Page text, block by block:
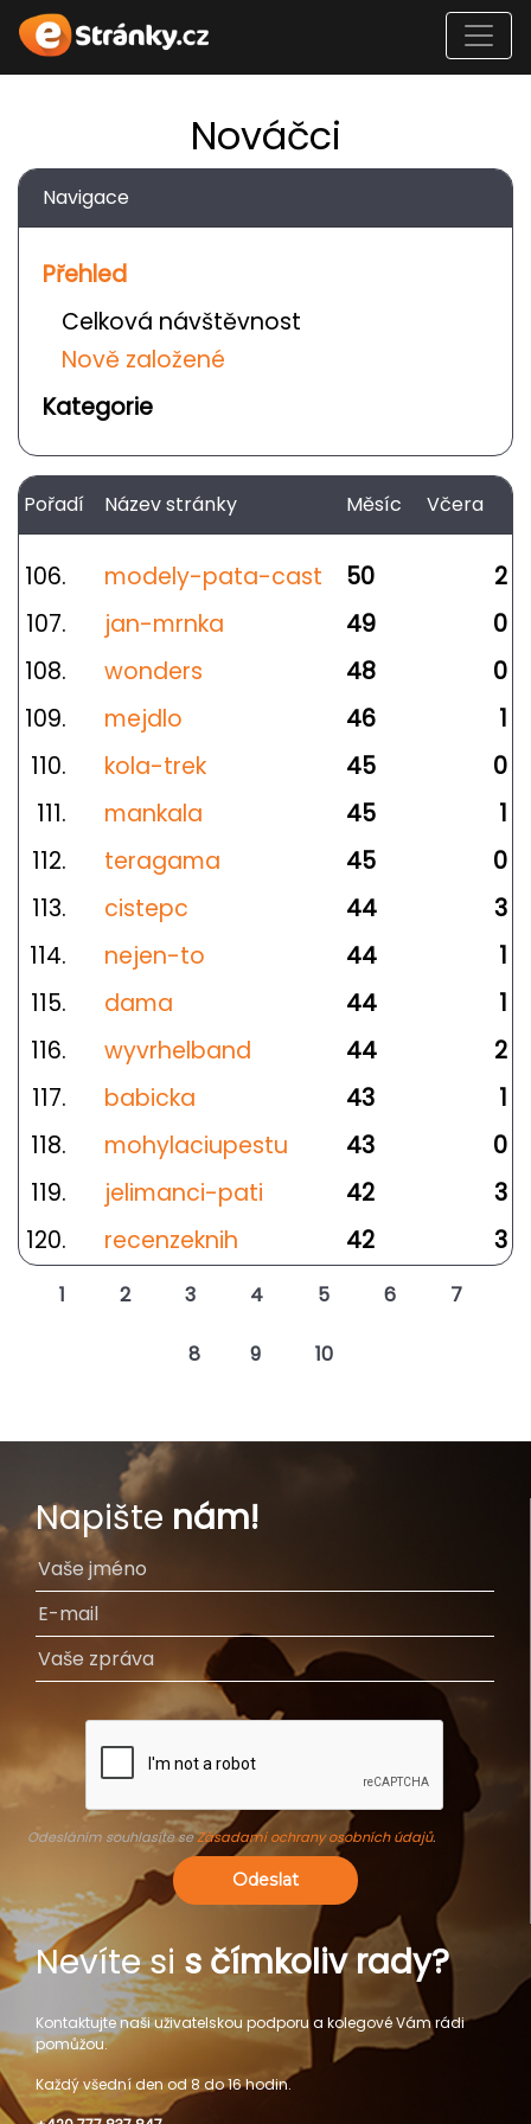
Nováčci
Navigace
Přehled
Celková návštěvnost
Nově založené
Kategorie
Pořadí Název stránky Měsíc Včera
106. modely-pata-cast 50
2
107.
jan-mrnka 49
0
108.
wonders 48
0
109.
mejdlo 46
1
110.
kola-trek 45
0
111.
mankala 45
1
112.
teragama 45
0
113.
cistepc 44
3
114.
nejen-to 44
1
115.
dama 44
1
116.
wyvrhelband 44
2
117.
babicka 43
1
118.
mohylaciupestu 43
0
119.
jelimanci-pati 42
3
120.
recenzeknih 42 3
1 2 3 4 5 6 7
8 9 10
Napište nám!
Odesláním souhlasíte seZásadami ochrany osobních údajů.
Odeslat
Nevíte si s čímkoliv rady?
Kontaktujte naši uživatelskou podporu a kolegové Vám rádi
pomůžou.
Každý všední den od 8 do 16 hodin.